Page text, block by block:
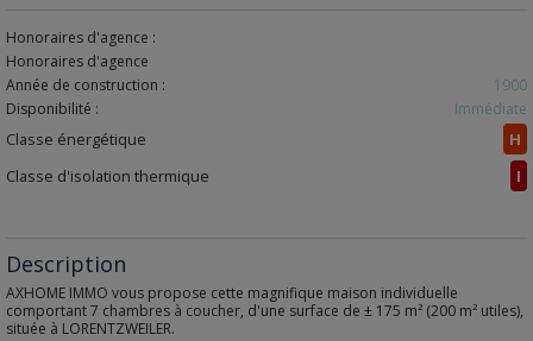
Honoraires d'agence :
Honoraires d'agence
Année de construction :
1900
Disponibilité :
Immédiate
Classe énergétique
H
Classe d'isolation thermique
I
Description
AXHOME IMMO vous propose cette magnifique maison individuelle
comportant 7 chambres à coucher, d'une surface de ± 175 m² (200 m² utiles),
située à LORENTZWEILER.